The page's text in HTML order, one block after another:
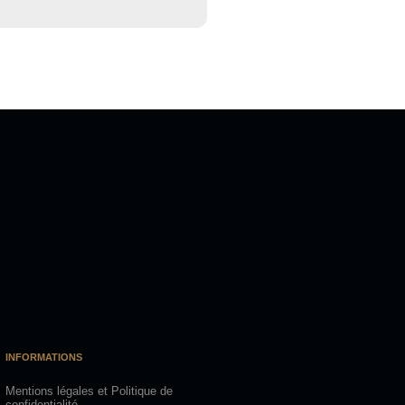
INFORMATIONS
Mentions légales et Politique de